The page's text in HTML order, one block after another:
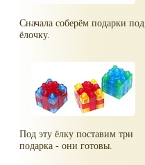
Сначала соберём подарки под
ёлочку.
Под эту ёлку поставим три
подарка - они готовы.